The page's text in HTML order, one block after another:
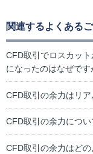
関連するよくある
CFD取引でロスカッ
になったのはなぜです
CFD取引の余力はリ
CFD取引の余力につい
CFD取引の余力はど